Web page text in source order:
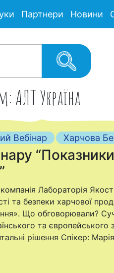
Партнери Новини
АЛТ Україна
Вебінар Харчова
Лабораторія
та безпеки харчової
Що обговорювали?
та європейського
рішення Спікер: